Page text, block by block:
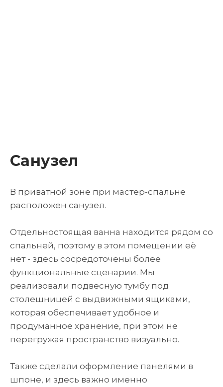
Санузел
В приватной зоне при мастер-спальне
расположен санузел.
Отдельностоящая ванна находится рядом со
спальней, поэтому в этом помещении её
нет - здесь сосредоточены более
функциональные сценарии. Мы
реализовали подвесную тумбу под
столешницей с выдвижными ящиками,
которая обеспечивает удобное и
продуманное хранение, при этом не
перегружая пространство визуально.
Также сделали оформление панелями в
шпоне, и здесь важно именно